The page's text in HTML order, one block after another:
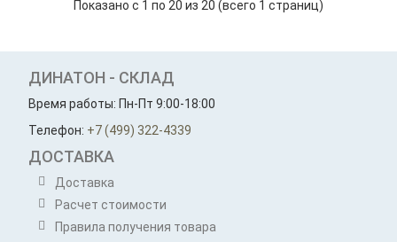
Показано с 1 по 20 из 20 (всего 1 страниц)
ДИНАТОН - СКЛАД
Время работы: Пн-Пт 9:00-18:00
Телефон: +7 (499) 322-4339
ДОСТАВКА
Доставка
Расчет стоимости
Правила получения товара